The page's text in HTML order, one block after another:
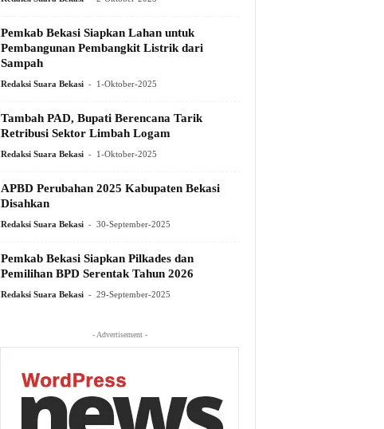
Pemkab Bekasi Siapkan Lahan untuk
Pembangunan Pembangkit Listrik dari
Sampah
Redaksi Suara Bekasi - 1-Oktober-2025
Tambah PAD, Bupati Berencana Tarik
Retribusi Sektor Limbah Logam
Redaksi Suara Bekasi - 1-Oktober-2025
APBD Perubahan 2025 Kabupaten Bekasi
Disahkan
Redaksi Suara Bekasi - 30-September-2025
Pemkab Bekasi Siapkan Pilkades dan
Pemilihan BPD Serentak Tahun 2026
Redaksi Suara Bekasi - 29-September-2025
- Advertisement -